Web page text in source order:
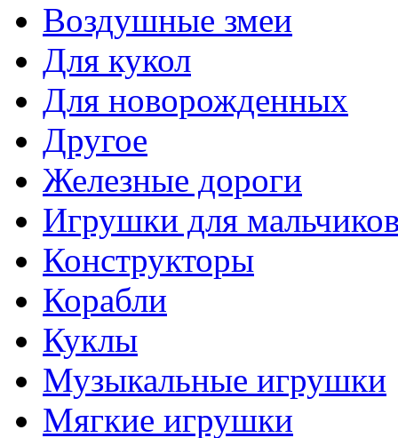
Воздушные змеи
Для кукол
Для новорожденных
Другое
Железные дороги
Игрушки для
Конструкторы
Корабли
Куклы
Музыкальные игрушки
Мягкие игрушки